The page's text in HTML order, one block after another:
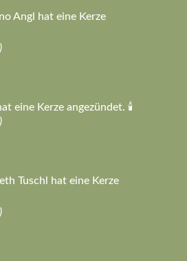
Angl hat eine Kerze
eine Kerze angezündet. 🕯️
Tuschl hat eine Kerze